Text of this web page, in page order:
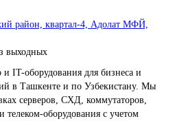
район, квартал-4, Адолат МФЙ,
выходных
IT-оборудования для бизнеса и
в Ташкенте и по Узбекистану. Мы
серверов, СХД, коммутаторов,
оборудования с учетом